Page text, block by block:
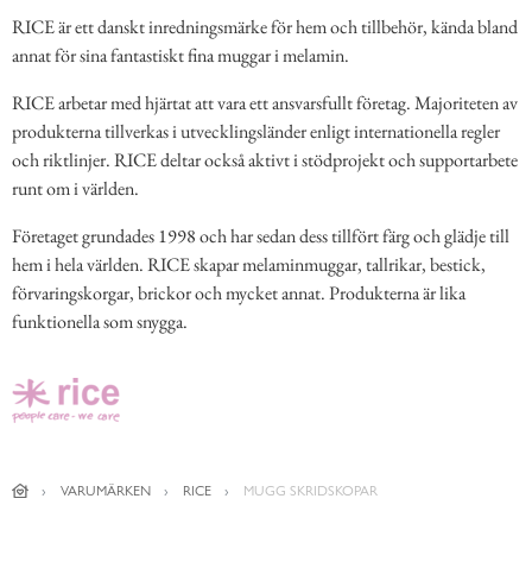
RICE är ett danskt inredningsmärke för hem och tillbehör, kända bland
annat för sina fantastiskt fina muggar i melamin.
RICE arbetar med hjärtat att vara ett ansvarsfullt företag. Majoriteten av
produkterna tillverkas i utvecklingsländer enligt internationella regler
och riktlinjer. RICE deltar också aktivt i stödprojekt och supportarbete
runt om i världen.
Företaget grundades 1998 och har sedan dess tillfört färg och glädje till
hem i hela världen. RICE skapar melaminmuggar, tallrikar, bestick,
förvaringskorgar, brickor och mycket annat. Produkterna är lika
funktionella som snygga.
VARUMÄRKEN RICE MUGG SKRIDSKOPAR